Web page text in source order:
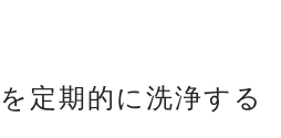
定期的に洗浄する